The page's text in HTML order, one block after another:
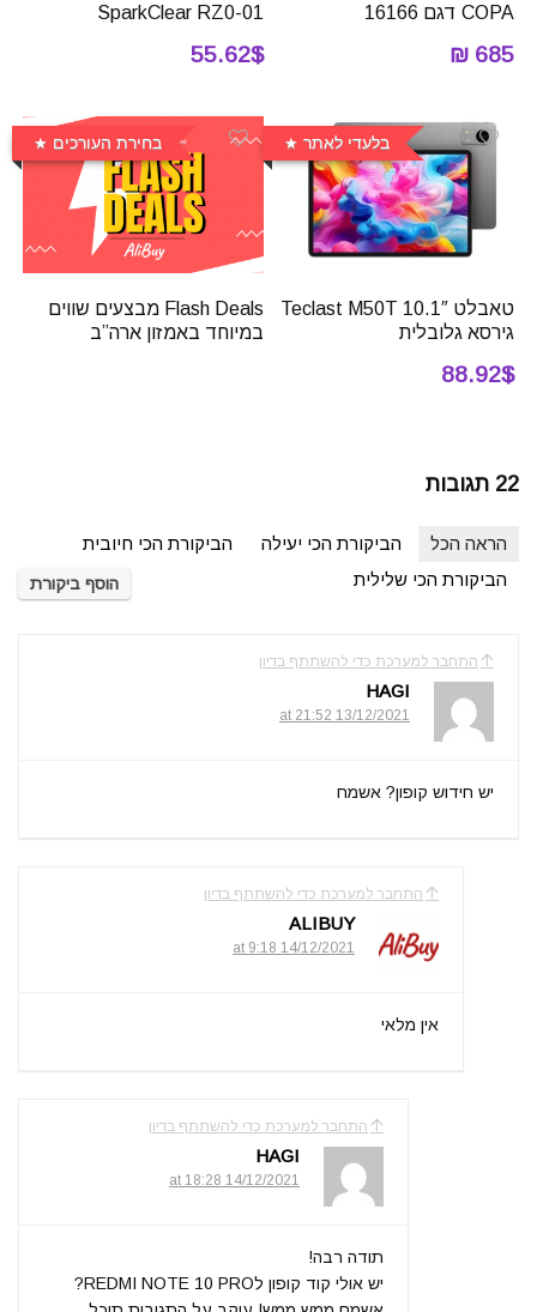
COPA דגם 16166
685 ₪
SparkClear RZ0-01
55.62$
בלעדי לאתר
טאבלט 10.1″ Teclast M50T
גירסא גלובלית
88.92$
בחירת העורכים
Flash Deals מבצעים שווים
במיוחד באמזון ארה”ב
22 תגובות
הראה הכל הביקורת הכי יעילה
הביקורת הכי חיובית
הביקורת הכי שלילית
הוסף ביקורת
התחבר למערכת כדי להשתתף בדיון
HAGI
13/12/2021 at 21:52
יש חידוש קופון? אשמח
התחבר למערכת כדי להשתתף בדיון
ALIBUY
14/12/2021 at 9:18
אין מלאי
התחבר למערכת כדי להשתתף בדיון
HAGI
14/12/2021 at 18:28
תודה רבה!
יש אולי קוד קופון לREDMI NOTE 10 PRO?